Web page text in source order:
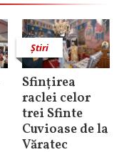
Știri
Sfințirea
raclei celor
trei Sfinte
Cuvioase de la
Văratec